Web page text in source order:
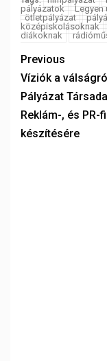
pályázatok
Legyen
ötletpályázat
középiskolásoknak
diákoknak
Previous
Víziók a
Pályázat
Reklám-, és PR-
készítésére